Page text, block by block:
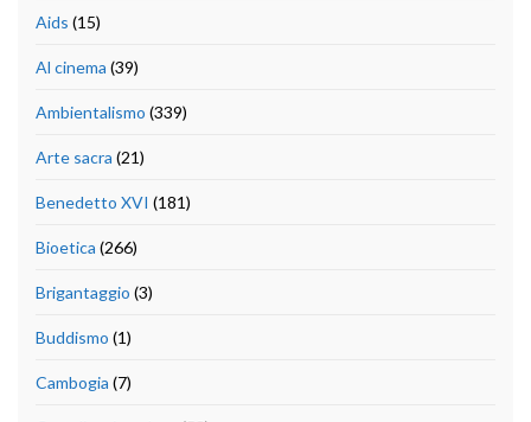
Aids (15)
Al cinema (39)
Ambientalismo (339)
Arte sacra (21)
Benedetto XVI (181)
Bioetica (266)
Brigantaggio (3)
Buddismo (1)
Cambogia (7)